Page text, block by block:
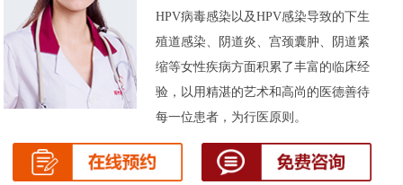
HPV病毒感染以及HPV感染导致的下生
殖道感染、阴道炎、宫颈囊肿、阴道紧
缩等女性疾病方面积累了丰富的临床经
验，以用精湛的艺术和高尚的医德善待
每一位患者，为行医原则。